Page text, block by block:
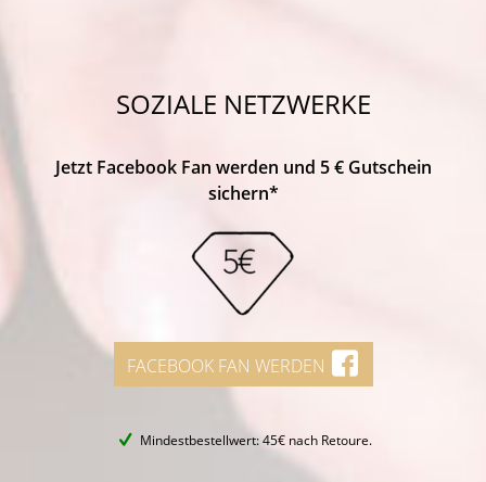
SOZIALE NETZWERKE
Jetzt Facebook Fan werden und 5 € Gutschein
sichern*
FACEBOOK FAN WERDEN
Mindestbestellwert: 45€ nach Retoure.